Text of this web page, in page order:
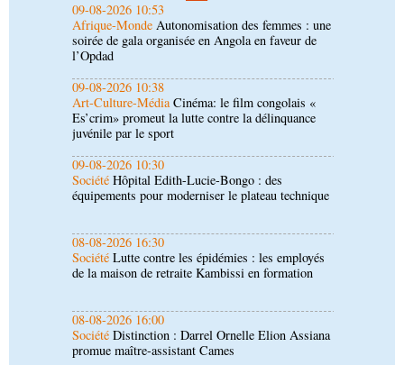
09-08-2026 10:38
Art-Culture-MédiaCinéma: le film congolais «
Es’crim» promeut la lutte contre la délinquance
juvénile par le sport
09-08-2026 10:30
SociétéHôpital Edith-Lucie-Bongo : des
équipements pour moderniser le plateau technique
08-08-2026 16:30
Société Lutte contre les épidémies : les employés
de la maison de retraite Kambissi en formation
08-08-2026 16:00
Société Distinction : Darrel Ornelle Elion Assiana
promue maître-assistant Cames
08-08-2026 15:14
SportCoupe du Congo de football : JST, Inter,
Cara et V Club qualifiés pour les demi-finales